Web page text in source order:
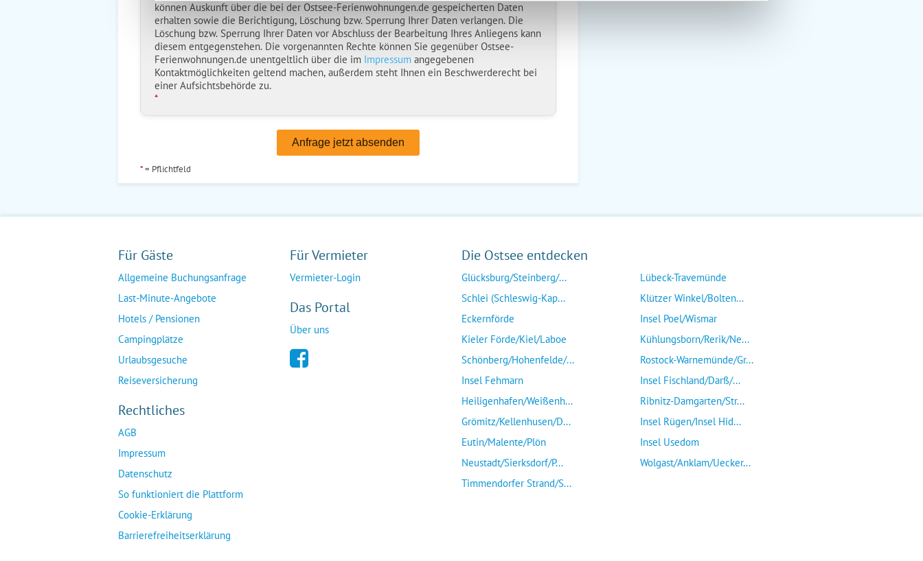
können Auskunft über die bei der Ostsee-Ferienwohnungen.de gespeicherten Daten
erhalten sowie die Berichtigung, Löschung bzw. Sperrung Ihrer Daten verlangen. Die
Löschung bzw. Sperrung Ihrer Daten vor Abschluss der Bearbeitung Ihres Anliegens kann
diesem entgegenstehen. Die vorgenannten Rechte können Sie gegenüber Ostsee-
Ferienwohnungen.de unentgeltlich über die im Impressum angegebenen
Kontaktmöglichkeiten geltend machen, außerdem steht Ihnen ein Beschwerderecht bei
einer Aufsichtsbehörde zu.
*
*= Pflichtfeld
Für Gäste
Allgemeine Buchungsanfrage
Last-Minute-Angebote
Hotels / Pensionen
Campingplätze
Urlaubsgesuche
Reiseversicherung
Rechtliches
AGB
Impressum
Datenschutz
So funktioniert die Plattform
Cookie-Erklärung
Barrierefreiheitserklärung
Für Vermieter
Vermieter-Login
Das Portal
Über uns
Die Ostsee entdecken
Glücksburg/Steinberg/...
Schlei (Schleswig-Kap...
Eckernförde
Kieler Förde/Kiel/Laboe
Schönberg/Hohenfelde/...
Insel Fehmarn
Heiligenhafen/Weißenh...
Grömitz/Kellenhusen/D...
Eutin/Malente/Plön
Neustadt/Sierksdorf/P...
Timmendorfer Strand/S...
Lübeck-Travemünde
Klützer Winkel/Bolten...
Insel Poel/Wismar
Kühlungsborn/Rerik/Ne...
Rostock-Warnemünde/Gr...
Insel Fischland/Darß/...
Ribnitz-Damgarten/Str...
Insel Rügen/Insel Hid...
Insel Usedom
Wolgast/Anklam/Uecker...